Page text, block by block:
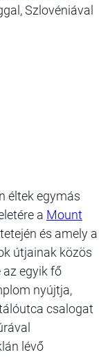
Szlovéniával
éltek egymás
a Mount
és amely a
útjainak közös
az egyik fő
nyújtja,
csalogat
lévő